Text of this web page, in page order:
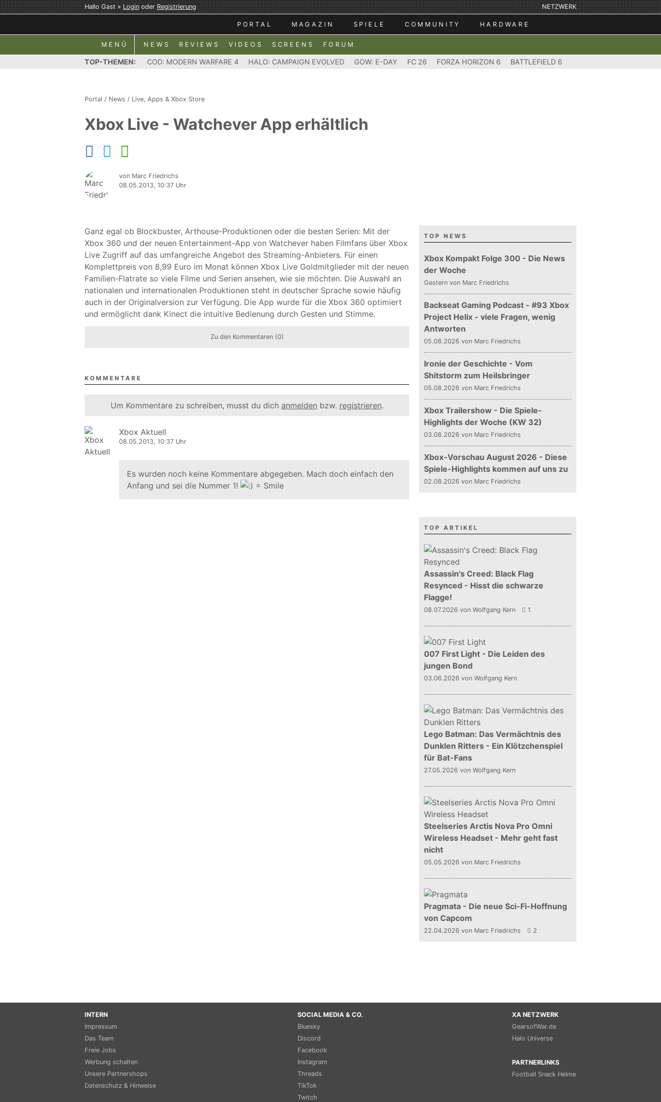
Hallo Gast »LoginoderRegistrierung NETZWERK
PORTAL MAGAZIN SPIELE COMMUNITY HARDWARE
MENÜ NEWS REVIEWS VIDEOS SCREENS FORUM
TOP-THEMEN: COD: MODERN WARFARE 4 HALO: CAMPAIGN EVOLVED GOW: E-DAY FC 26 FORZA HORIZON 6 BATTLEFIELD 6
Portal / News / Live, Apps & Xbox Store
Xbox Live - Watchever App erhältlich
von Marc Friedrichs
08.05.2013, 10:37 Uhr
Ganz egal ob Blockbuster, Arthouse-Produktionen oder die besten Serien: Mit der
Xbox 360 und der neuen Entertainment-App von Watchever haben Filmfans über Xbox
Live Zugriff auf das umfangreiche Angebot des Streaming-Anbieters. Für einen
Komplettpreis von 8,99 Euro im Monat können Xbox Live Goldmitglieder mit der neuen
Familien-Flatrate so viele Filme und Serien ansehen, wie sie möchten. Die Auswahl an
nationalen und internationalen Produktionen steht in deutscher Sprache sowie häufig
auch in der Originalversion zur Verfügung. Die App wurde für die Xbox 360 optimiert
und ermöglicht dank Kinect die intuitive Bedienung durch Gesten und Stimme.
Zu den Kommentaren (0)
KOMMENTARE
Um Kommentare zu schreiben, musst du dich anmelden bzw. registrieren.
Xbox Aktuell
08.05.2013, 10:37 Uhr
Es wurden noch keine Kommentare abgegeben. Mach doch einfach den
Anfang und sei die Nummer 1!
TOP NEWS
Xbox Kompakt Folge 300 - Die News
der Woche
Gestern von Marc Friedrichs
Backseat Gaming Podcast - #93 Xbox
Project Helix - viele Fragen, wenig
Antworten
05.08.2026 von Marc Friedrichs
Ironie der Geschichte - Vom
Shitstorm zum Heilsbringer
05.08.2026 von Marc Friedrichs
Xbox Trailershow - Die Spiele-
Highlights der Woche (KW 32)
03.08.2026 von Marc Friedrichs
Xbox-Vorschau August 2026 - Diese
Spiele-Highlights kommen auf uns zu
02.08.2026 von Marc Friedrichs
TOP ARTIKEL
Assassin's Creed: Black Flag
Resynced - Hisst die schwarze
Flagge!
08.07.2026 von Wolfgang Kern 1
007 First Light - Die Leiden des
jungen Bond
03.06.2026 von Wolfgang Kern
Lego Batman: Das Vermächtnis des
Dunklen Ritters - Ein Klötzchenspiel
für Bat-Fans
27.05.2026 von Wolfgang Kern
Steelseries Arctis Nova Pro Omni
Wireless Headset - Mehr geht fast
nicht
05.05.2026 von Marc Friedrichs
Pragmata - Die neue Sci-Fi-Hoffnung
von Capcom
22.04.2026 von Marc Friedrichs 2
INTERN
Impressum
Das Team
Freie Jobs
Werbung schalten
Unsere Partnershops
Datenschutz & Hinweise
SOCIAL MEDIA & CO.
Bluesky
Discord
Facebook
Instagram
Threads
TikTok
Twitch
XA NETZWERK
GearsofWar.de
Halo Universe
PARTNERLINKS
Football Snack Helme